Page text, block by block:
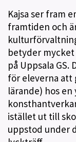
Kajsa ser fram
framtiden och
betyder
på Uppsala
för eleverna att
lärande) hos
istället ut till
uppstod under